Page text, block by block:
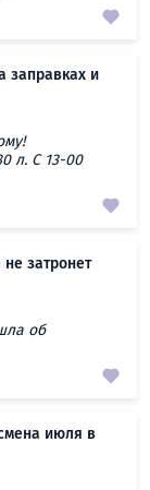
заправках и
л. С 13-00
затронет
об
июля в